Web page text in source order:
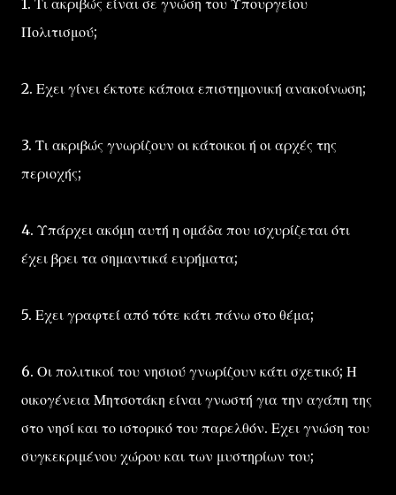
1. Τι ακριβώς είναι σε γνώση του Υπουργείου
Πολιτισμού;
2. Εχει γίνει έκτοτε κάποια επιστημονική ανακοίνωση;
3. Τι ακριβώς γνωρίζουν οι κάτοικοι ή οι αρχές της
περιοχής;
4. Υπάρχει ακόμη αυτή η ομάδα που ισχυρίζεται ότι
έχει βρει τα σημαντικά ευρήματα;
5. Εχει γραφτεί από τότε κάτι πάνω στο θέμα;
6. Οι πολιτικοί του νησιού γνωρίζουν κάτι σχετικό; Η
οικογένεια Μητσοτάκη είναι γνωστή για την αγάπη της
στο νησί και το ιστορικό του παρελθόν. Εχει γνώση του
συγκεκριμένου χώρου και των μυστηρίων του;